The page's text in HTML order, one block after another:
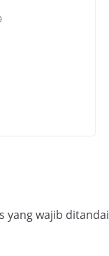
yang wajib ditandai